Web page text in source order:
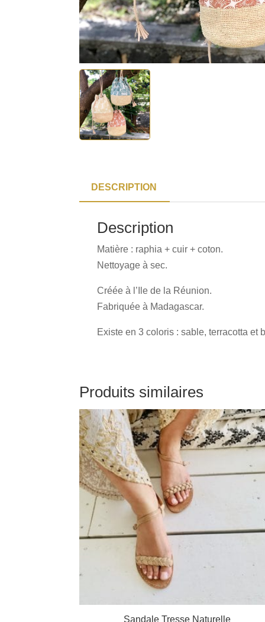
DESCRIPTION
Description
Matière : raphia + cuir + coton.
Nettoyage à sec.
Créée à l’Ile de la Réunion.
Fabriquée à Madagascar.
Existe en 3 coloris : sable, terracotta et
Produits similaires
Sandale Tresse Naturelle